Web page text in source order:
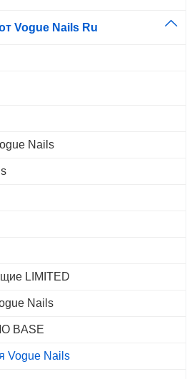
Vogue Nails Ru
Nails
LIMITED
Nails
BASE
Vogue Nails